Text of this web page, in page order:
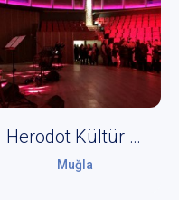
Herodot Kültür Merkezi
Muğla